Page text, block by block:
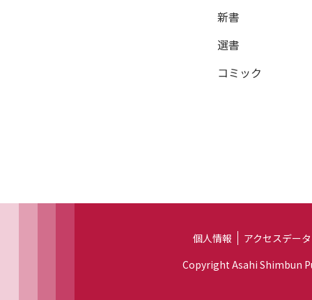
新書
選書
コミック
個人情報
アクセスデータ
Copyright Asahi Shimbun